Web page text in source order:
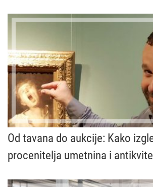
Od tavana do aukcije: Kako
procenitelja umetnina i